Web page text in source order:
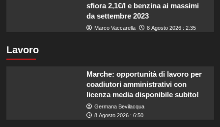
sfiora 2,1€/l e benzina ai massimi
da settembre 2023
Marco Vaccarella 8 Agosto 2026 : 2:35
Lavoro
Marche: opportunità di lavoro per
coadiutori amministrativi con
licenza media disponibile subito!
Germana Bevilacqua
8 Agosto 2026 : 6:50